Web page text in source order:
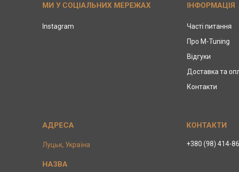
МИ У СОЦІАЛЬНИХ МЕРЕЖАХ
Instagram
ІНФОРМАЦІЯ
Часті питання
Про M-Tuning
Відгуки
Доставка та
Контакти
Луцьк, Україна +380 (98) 414-